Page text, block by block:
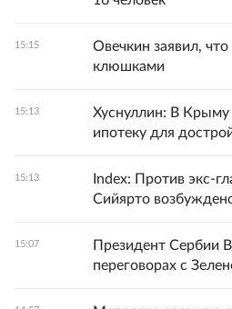
15:15
Овечкин заявил, что
клюшками
15:13
Хуснуллин: В Крыму
ипотеку для
15:13
Index: Против экс-
Сийярто
15:07
Президент Сербии
переговорах с